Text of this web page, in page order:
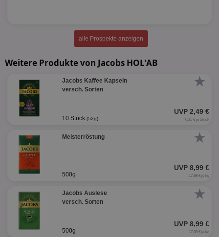
alle Prospekte anzeigen
Weitere Produkte von Jacobs HOL'AB
★
Jacobs Kaffee Kapseln
versch. Sorten
UVP 2,49 €
10 Stück (52g) 0,25 € je Stück
★
Meisterröstung
UVP 8,99 €
500g 17,98 € je kg
★
Jacobs Auslese
versch. Sorten
UVP 8,99 €
500g 17,98 € je kg